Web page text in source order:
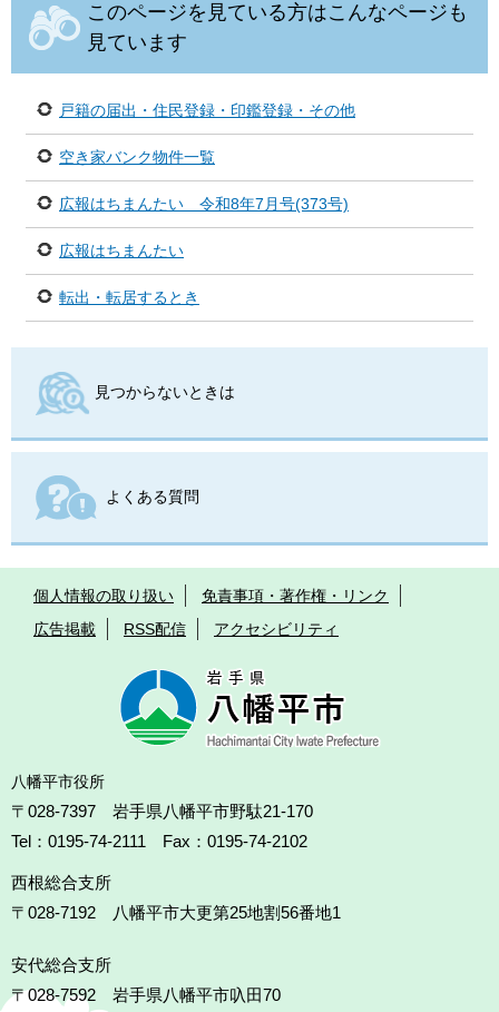
このページを見ている方はこんなページも
見ています
戸籍の届出・住民登録・印鑑登録・その他
空き家バンク物件一覧
広報はちまんたい 令和8年7月号(373号)
広報はちまんたい
転出・転居するとき
見つからないときは
よくある質問
個人情報の取り扱い
免責事項・著作権・リンク
広告掲載
RSS配信 アクセシビリティ
八幡平市役所
〒028-7397 岩手県八幡平市野駄21-170
Tel：0195-74-2111 Fax：0195-74-2102
西根総合支所
〒028-7192
八幡平市大更第25地割56番地1
安代総合支所
〒028-7592
岩手県八幡平市叺田70